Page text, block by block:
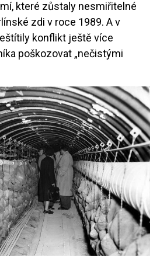
které zůstaly nesmiřitelné
zdi v roce 1989. A v
konflikt ještě více
poškozovat „nečistými